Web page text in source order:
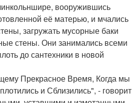
вооружившись
её матерью, и мчались
загружать мусорные баки
стены. Они занимались всеми
до сантехники в новой
Прекрасное Время, Когда мы
и Сблизились", - говорит